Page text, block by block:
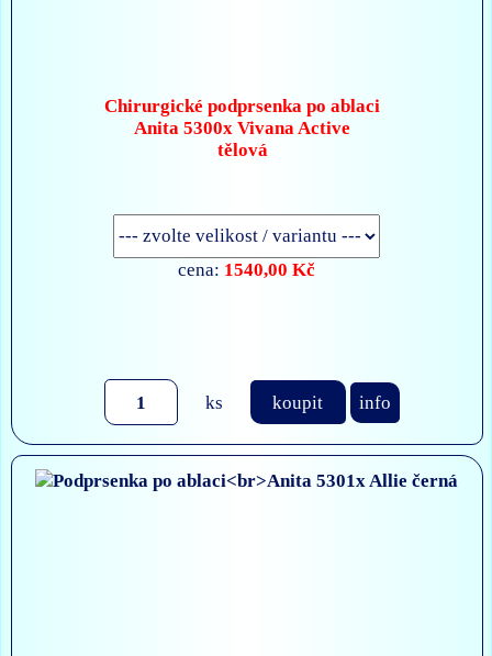
Chirurgické podprsenka po ablaci
Anita 5300x Vivana Active
tělová
cena: 1540,00 Kč
ks koupit info